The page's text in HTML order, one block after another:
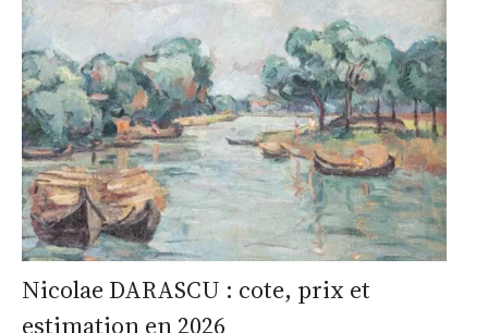
Nicolae DARASCU : cote, prix et
estimation en 2026